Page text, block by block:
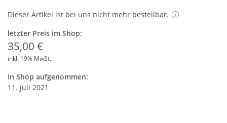
Dieser Artikel ist bei uns nicht mehr bestellbar.
letzter Preis im Shop:
35,00 €
inkl. 19% MwSt.
In Shop aufgenommen:
11. Juli 2021